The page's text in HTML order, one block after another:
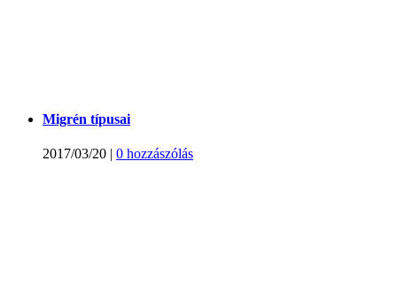
Migrén típusai
2017/03/20 0 hozzászólás